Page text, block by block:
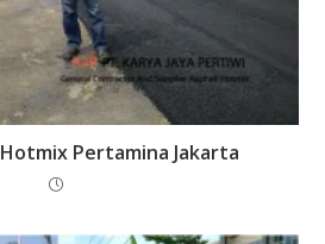
Pertamina Jakarta